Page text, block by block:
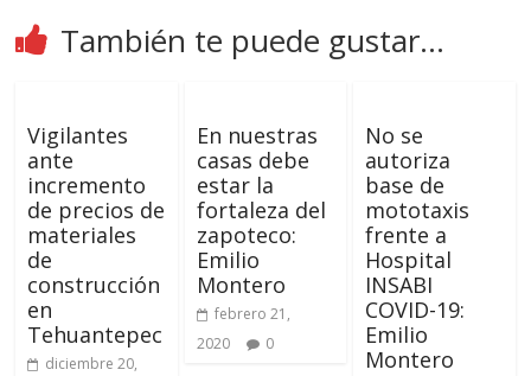
También te puede gustar...
Vigilantes
ante
incremento
de precios de
materiales
de
construcción
en
Tehuantepec
diciembre 20,
En nuestras
casas debe
estar la
fortaleza del
zapoteco:
Emilio
Montero
febrero 21,
2020
0
No se
autoriza
base de
mototaxis
frente a
Hospital
INSABI
COVID-19:
Emilio
Montero